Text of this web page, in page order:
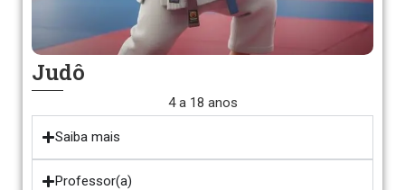
Judô
4 a 18 anos
Saiba mais
Professor(a)